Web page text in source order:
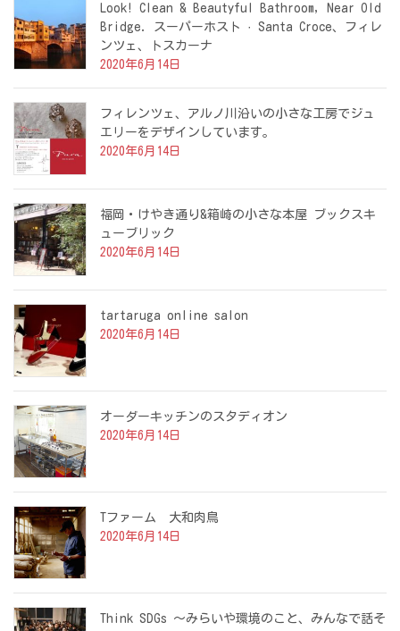
Look! Clean & Beautyful Bathroom, Near Old
Bridge. スーパーホスト · Santa Croce、フィレ
ンツェ、トスカーナ
2020年6月14日
フィレンツェ、アルノ川沿いの小さな工房でジュ
エリーをデザインしています。
2020年6月14日
福岡・けやき通り&箱崎の小さな本屋 ブックスキ
ューブリック
2020年6月14日
tartaruga online salon
2020年6月14日
オーダーキッチンのスタディオン
2020年6月14日
Tファーム 大和肉鳥
2020年6月14日
Think SDGs 〜みらいや環境のこと、みんなで話そ